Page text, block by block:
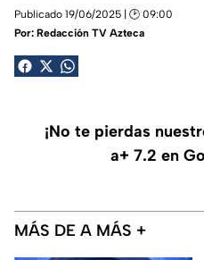
Publicado 19/06/2025 | 🕑 09:00
Por: Redacción TV Azteca
¡No te pierdas
a+ 7.2 en
MÁS DE A MÁS +